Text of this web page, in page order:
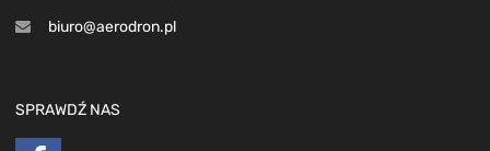
biuro@aerodron.pl
SPRAWDŹ NAS